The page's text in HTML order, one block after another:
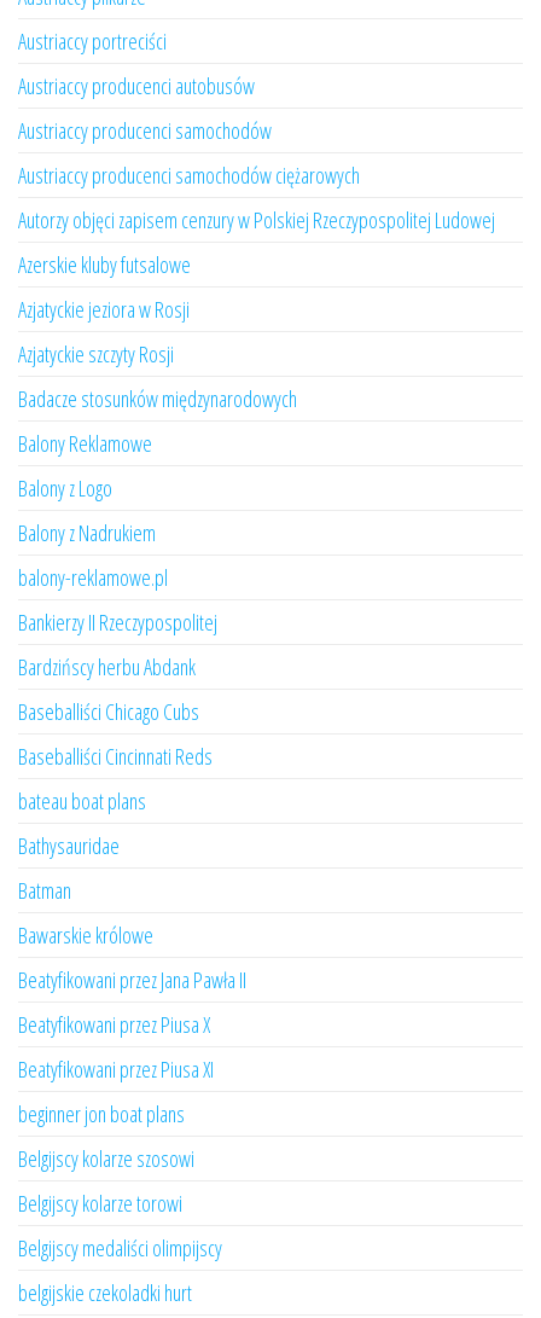
Austriaccy portreciści
Austriaccy producenci autobusów
Austriaccy producenci samochodów
Austriaccy producenci samochodów ciężarowych
Autorzy objęci zapisem cenzury w Polskiej Rzeczypospolitej Ludowej
Azerskie kluby futsalowe
Azjatyckie jeziora w Rosji
Azjatyckie szczyty Rosji
Badacze stosunków międzynarodowych
Balony Reklamowe
Balony z Logo
Balony z Nadrukiem
balony-reklamowe.pl
Bankierzy II Rzeczypospolitej
Bardzińscy herbu Abdank
Baseballiści Chicago Cubs
Baseballiści Cincinnati Reds
bateau boat plans
Bathysauridae
Batman
Bawarskie królowe
Beatyfikowani przez Jana Pawła II
Beatyfikowani przez Piusa X
Beatyfikowani przez Piusa XI
beginner jon boat plans
Belgijscy kolarze szosowi
Belgijscy kolarze torowi
Belgijscy medaliści olimpijscy
belgijskie czekoladki hurt